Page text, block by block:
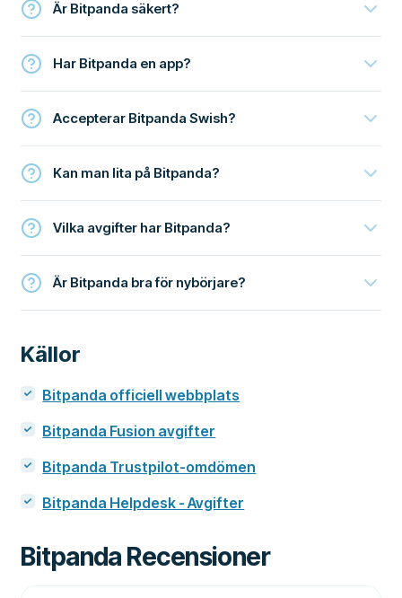
Är Bitpanda säkert?
Har Bitpanda en app?
Accepterar Bitpanda Swish?
Kan man lita på Bitpanda?
Vilka avgifter har Bitpanda?
Är Bitpanda bra för nybörjare?
Källor
Bitpanda officiell webbplats
Bitpanda Fusion avgifter
Bitpanda Trustpilot-omdömen
Bitpanda Helpdesk - Avgifter
Bitpanda Recensioner